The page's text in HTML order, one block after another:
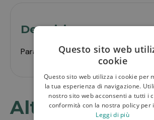
Descrizione
Parafarmaco uso umano
Altri prodotti
Questo sito web
cookie
Questo sito web utilizza i cookie per
la tua esperienza di navigazione.
nostro sito web acconsenti a tutti i
conformità con la nostra policy per
Leggi di più